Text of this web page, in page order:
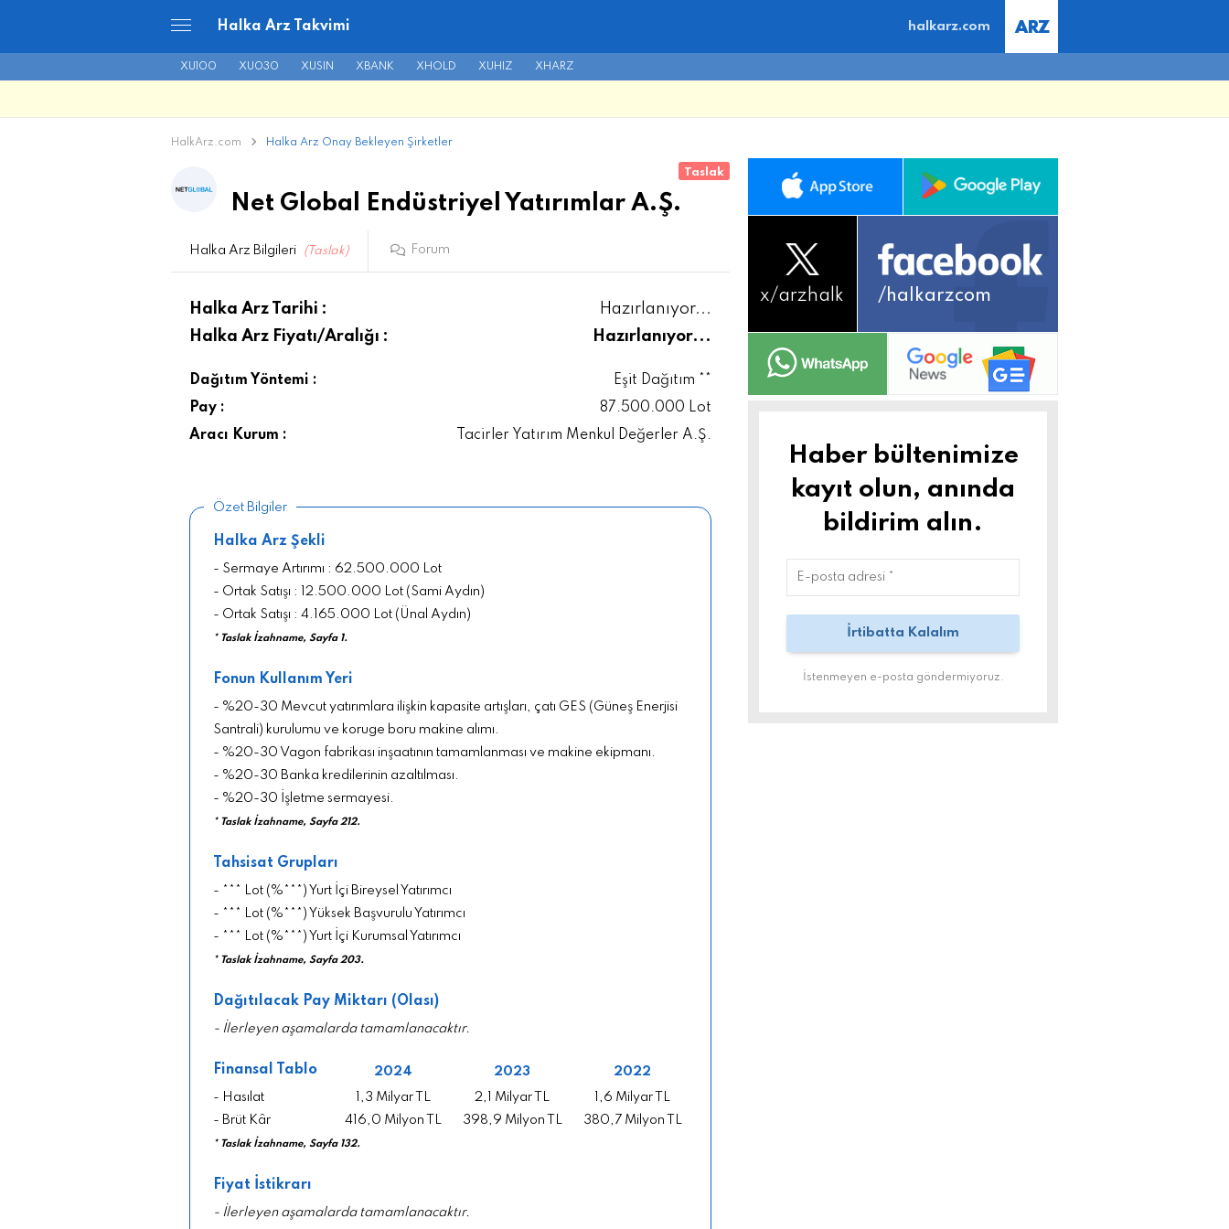
Halka Arz Takvimi halkarz.com
XU100 XU030 XUSIN XBANK XHOLD XUHIZ XHARZ
HalkArz.com Halka Arz Onay Bekleyen Şirketler
Taslak
Net Global Endüstriyel Yatırımlar A.Ş.
Halka Arz Bilgileri (Taslak) Forum
Halka Arz Tarihi :
Hazırlanıyor...
Halka Arz Fiyatı/Aralığı :
Hazırlanıyor...
Dağıtım Yöntemi :
Eşit Dağıtım **
Pay :
87.500.000 Lot
Aracı Kurum :
Tacirler Yatırım Menkul Değerler A.Ş.
Özet Bilgiler
Halka Arz Şekli
- Sermaye Artırımı : 62.500.000 Lot
- Ortak Satışı : 12.500.000 Lot (Sami Aydın)
- Ortak Satışı : 4.165.000 Lot (Ünal Aydın)
* Taslak İzahname, Sayfa 1.
Fonun Kullanım Yeri
- %20-30 Mevcut yatırımlara ilişkin kapasite artışları, çatı GES (Güneş Enerjisi
Santrali) kurulumu ve koruge boru makine alımı.
- %20-30 Vagon fabrikası inşaatının tamamlanması ve makine ekipmanı.
- %20-30 Banka kredilerinin azaltılması.
- %20-30 İşletme sermayesi.
* Taslak İzahname, Sayfa 212.
Tahsisat Grupları
- *** Lot (%***) Yurt İçi Bireysel Yatırımcı
- *** Lot (%***) Yüksek Başvurulu Yatırımcı
- *** Lot (%***) Yurt İçi Kurumsal Yatırımcı
* Taslak İzahname, Sayfa 203.
Dağıtılacak Pay Miktarı (Olası)
- İlerleyen aşamalarda tamamlanacaktır.
Finansal Tablo 2024 2023
2022
- Hasılat
1,3 Milyar TL 2,1 Milyar TL
1,6 Milyar TL
- Brüt Kâr
416,0 Milyon TL 398,9 Milyon TL 380,7 Milyon TL
* Taslak İzahname, Sayfa 132.
Fiyat İstikrarı
- İlerleyen aşamalarda tamamlanacaktır.
x/arzhalk /halkarzcom
Haber bültenimize
kayıt olun, anında
bildirim alın.
İstenmeyen e-posta göndermiyoruz.